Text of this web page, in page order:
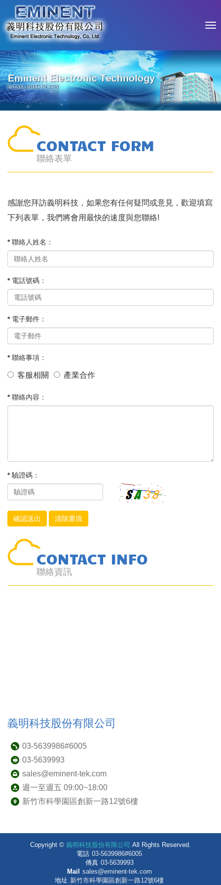
CONTACT FORM
聯絡表單
感謝您拜訪義明科技，如果您有任何疑問或意見，歡迎填寫
下列表單，我們將會用最快的速度與您聯絡!
* 聯絡人姓名：
* 電話號碼：
* 電子郵件：
* 聯絡事項：
客服相關 產業合作
* 聯絡內容：
* 驗證碼：
CONTACT INFO
聯絡資訊
義明科技股份有限公司
03-5639986#6005
03-5639993
sales@eminent-tek.com
週一至週五 09:00~18:00
新竹市科學園區創新一路12號6樓
Copyright © 義明科技股份有限公司 All Rights Reserved.
電話 03-5639986#6005
傳真 03-5639993
Mail
sales@eminent-tek.com
地址 新竹市科學園區創新一路12號6樓